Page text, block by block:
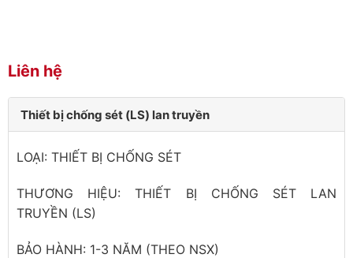
Liên hệ
Thiết bị chống sét (LS) lan truyền
LOẠI: THIẾT BỊ CHỐNG SÉT
THƯƠNG HIỆU: THIẾT BỊ CHỐNG SÉT LAN
TRUYỀN (LS)
BẢO HÀNH: 1-3 NĂM (THEO NSX)